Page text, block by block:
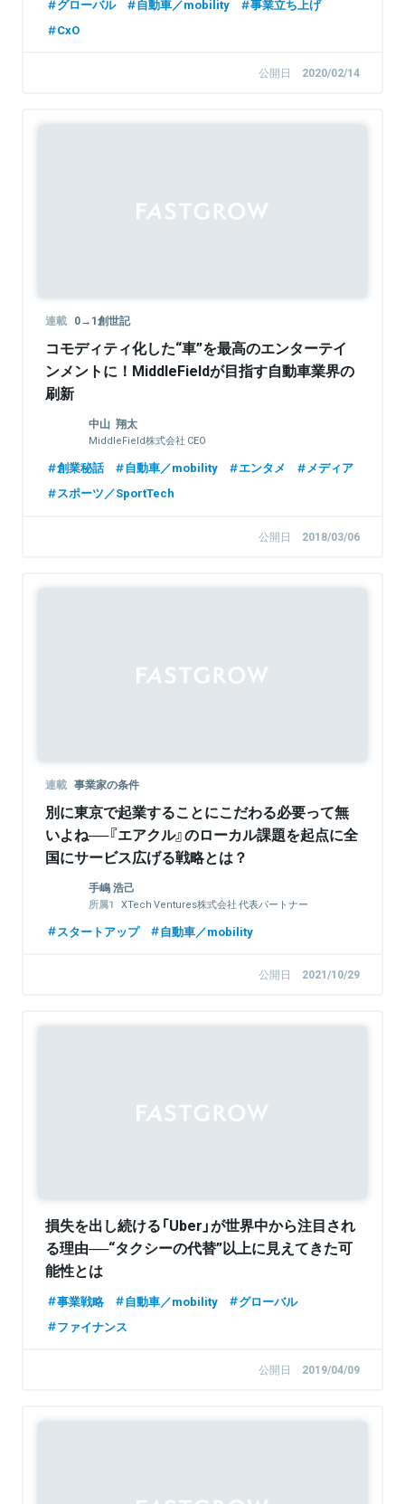
グローバル 自動車／mobility
事業立ち上げ
CxO
公開日 2020/02/14
連載 0→1創世記
コモディティ化した“車”を最高のエンターテイ
ンメントに！MiddleFieldが目指す自動車業界の
刷新
中山 翔太
MiddleField株式会社 CEO
創業秘話 自動車／mobility エンタメ
メディア
スポーツ／SportTech
公開日 2018/03/06
連載 事業家の条件
別に東京で起業することにこだわる必要って無
いよね──『エアクル』のローカル課題を起点に全
国にサービス広げる戦略とは？
手嶋 浩己
XTech Ventures株式会社 代表パートナー
スタートアップ 自動車／mobility
公開日 2021/10/29
損失を出し続ける「Uber」が世界中から注目され
る理由──“タクシーの代替”以上に見えてきた可
能性とは
事業戦略 自動車／mobility
グローバル
ファイナンス
公開日 2019/04/09